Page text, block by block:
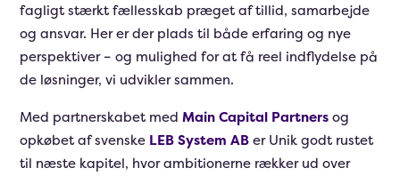
fagligt stærkt fællesskab præget af tillid, samarbejde
og ansvar. Her er der plads til både erfaring og nye
perspektiver – og mulighed for at få reel indflydelse på
de løsninger, vi udvikler sammen.
Med partnerskabet medMain Capital Partnersog
opkøbet af svenske LEB System ABer Unik godt rustet
til næste kapitel, hvor ambitionerne rækker ud over